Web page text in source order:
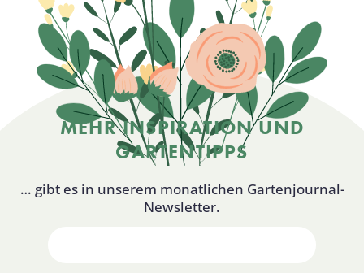
MEHR INSPIRATION UND
GARTENTIPPS
… gibt es in unserem monatlichen Gartenjournal-
Newsletter.